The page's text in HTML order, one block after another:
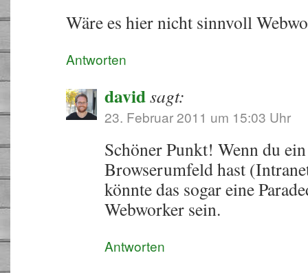
Wäre es hier nicht sinnvoll
Antworten
davidsagt:
23. Februar 2011 um 15:03 Uhr
Schöner Punkt! Wenn du
Browserumfeld hast
könnte das sogar eine
Webworker sein.
Antworten